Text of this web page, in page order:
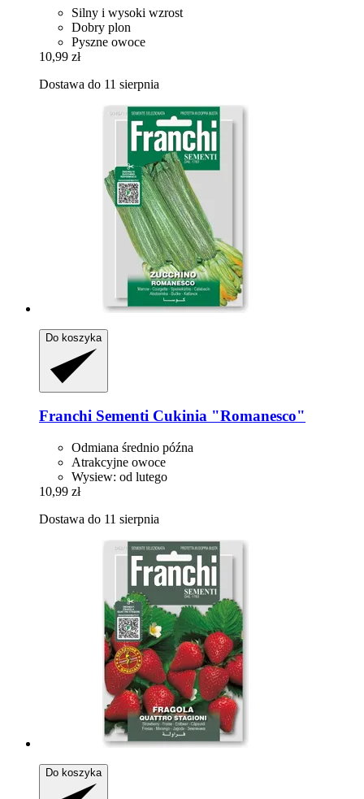
Silny i wysoki wzrost
Dobry plon
Pyszne owoce
10,99 zł
Dostawa do 11 sierpnia
Do koszyka
Franchi Sementi Cukinia "Romanesco"
Odmiana średnio późna
Atrakcyjne owoce
Wysiew: od lutego
10,99 zł
Dostawa do 11 sierpnia
Do koszyka